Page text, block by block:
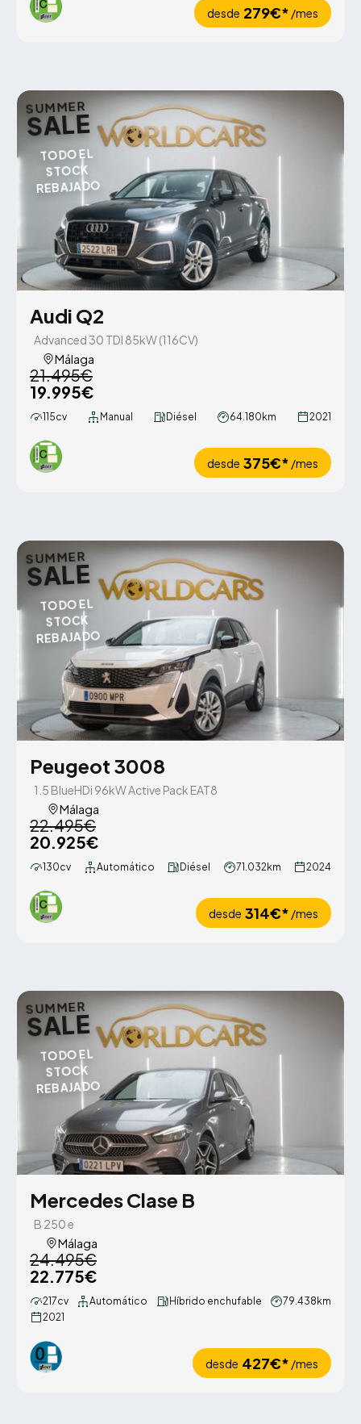
desde 279€* /mes
SUMMER
SALE
TODO EL
STOCK
REBAJADO
Audi Q2
Advanced 30 TDI 85kW (116CV)
Málaga
21.495€
19.995€
115cv Manual Diésel 64.180km 2021
desde 375€* /mes
SUMMER
SALE
TODO EL
STOCK
REBAJADO
Peugeot 3008
1.5 BlueHDi 96kW Active Pack EAT8
Málaga
22.495€
20.925€
130cv Automático Diésel 71.032km 2024
desde 314€* /mes
SUMMER
SALE
TODO EL
STOCK
REBAJADO
Mercedes Clase B
B 250 e
Málaga
24.495€
22.775€
217cv Automático Híbrido enchufable
79.438km
2021
desde 427€* /mes